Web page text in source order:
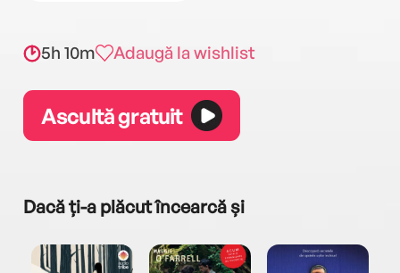
5h 10m Adaugă la wishlist
Ascultă gratuit
Dacă ți-a plăcut încearcă și